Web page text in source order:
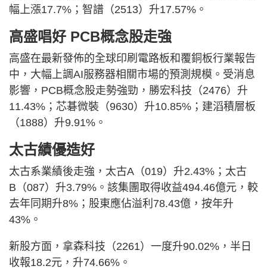
幅上漲17.7%；智譜（2513）升17.57%。
高盛唱好 PCB概念股走強
高盛在最新發佈的全球印刷電路板和覆銅板行業報告
中，大幅上調AI服務器相關市場的預測規模。受消息
影響，PCB概念股走勢強勁，勝宏科技（2476）升
11.43%；芯碁微裝（9630）升10.85%；建滔積層板
（1888）升9.91%。
太古績優造好
太古系業績後走強，太古A（019）升2.43%；太古
B（087）升3.79%。該集團取得收益494.46億元，較
去年同期升8%；股東應佔溢利78.43億，按年升
43%。
新股方面，拿森科技（2261）一度升90.02%，半日
收報18.2元，升74.66%。